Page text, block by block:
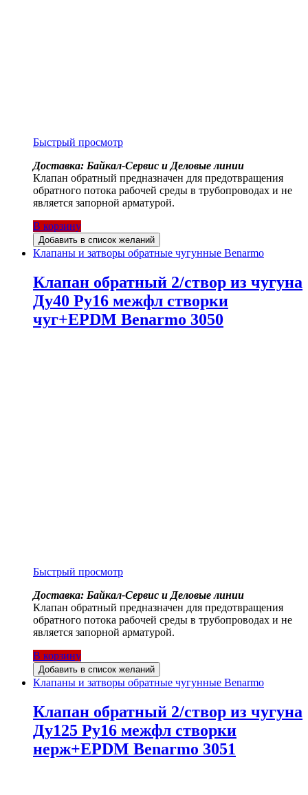
Быстрый просмотр
Доставка: Байкал-Сервис и Деловые линии
Клапан обратный предназначен для предотвращения
обратного потока рабочей среды в трубопроводах и не
является запорной арматурой.
В корзину
Добавить в список желаний
Клапаны и затворы обратные чугунные Benarmo
Клапан обратный 2/створ из чугуна
Ду40 Ру16 межфл створки
чуг+EPDM Benarmo 3050
Быстрый просмотр
Доставка: Байкал-Сервис и Деловые линии
Клапан обратный предназначен для предотвращения
обратного потока рабочей среды в трубопроводах и не
является запорной арматурой.
В корзину
Добавить в список желаний
Клапаны и затворы обратные чугунные Benarmo
Клапан обратный 2/створ из чугуна
Ду125 Ру16 межфл створки
нерж+EPDM Benarmo 3051